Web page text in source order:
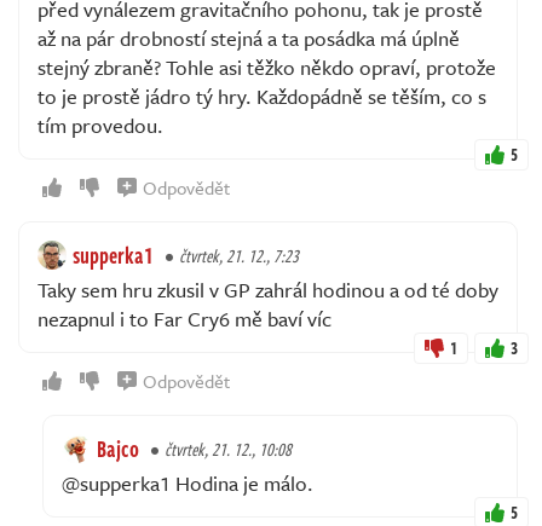
před vynálezem gravitačního pohonu, tak je prostě
až na pár drobností stejná a ta posádka má úplně
stejný zbraně? Tohle asi těžko někdo opraví, protože
to je prostě jádro tý hry. Každopádně se těším, co s
tím provedou.
5
Odpovědět
supperka1 čtvrtek, 21. 12., 7:23
Taky sem hru zkusil v GP zahrál hodinou a od té doby
nezapnul i to Far Cry6 mě baví víc
1 3
Odpovědět
Bajco čtvrtek, 21. 12., 10:08
@supperka1 Hodina je málo.
5